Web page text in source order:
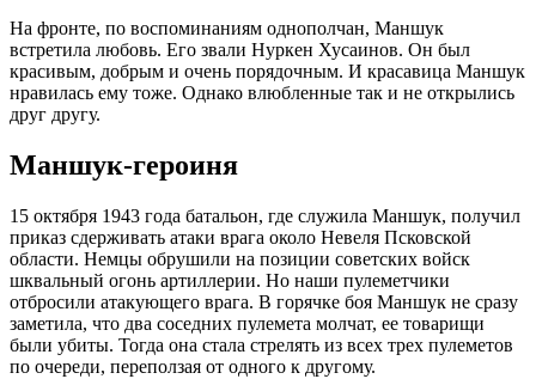
На фронте, по воспоминаниям однополчан, Маншук
встретила любовь. Его звали Нуркен Хусаинов. Он был
красивым, добрым и очень порядочным. И красавица Маншук
нравилась ему тоже. Однако влюбленные так и не открылись
друг другу.
Маншук-героиня
15 октября 1943 года батальон, где служила Маншук, получил
приказ сдерживать атаки врага около Невеля Псковской
области. Немцы обрушили на позиции советских войск
шквальный огонь артиллерии. Но наши пулеметчики
отбросили атакующего врага. В горячке боя Маншук не сразу
заметила, что два соседних пулемета молчат, ее товарищи
были убиты. Тогда она стала стрелять из всех трех пулеметов
по очереди, переползая от одного к другому.